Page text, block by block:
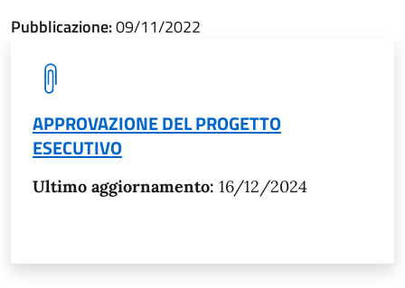
Pubblicazione:09/11/2022
APPROVAZIONE DEL PROGETTO
ESECUTIVO
Ultimo aggiornamento: 16/12/2024